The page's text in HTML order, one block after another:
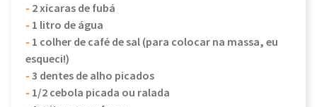
- 2 xícaras de fubá
- 1 litro de água
- 1 colher de café de sal (para colocar na massa, eu
esqueci!)
-3 dentes de alho picados
- 1/2 cebola picada ou ralada